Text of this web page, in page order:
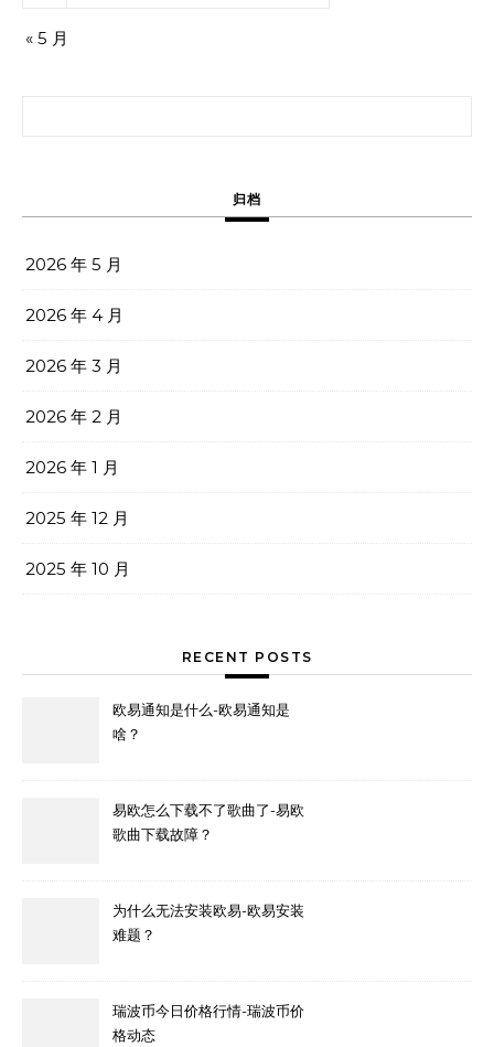
« 5 月
归档
2026 年 5 月
2026 年 4 月
2026 年 3 月
2026 年 2 月
2026 年 1 月
2025 年 12 月
2025 年 10 月
RECENT POSTS
欧易通知是什么-欧易通知是
啥？
易欧怎么下载不了歌曲了-易欧
歌曲下载故障？
为什么无法安装欧易-欧易安装
难题？
瑞波币今日价格行情-瑞波币价
格动态